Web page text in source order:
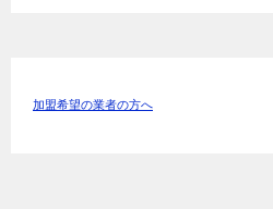
加盟希望の業者の方へ